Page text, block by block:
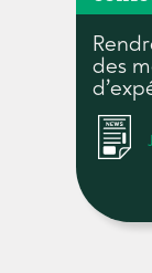
des